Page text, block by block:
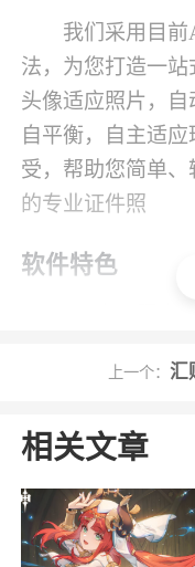
我们采用目
法，为您打造一
头像适应照片，
自平衡，自主适
受，帮助您简单
的专业证件照
软件特色
软件，软件规格尺
再到各国签证照
支持600多种证件
上一个： 汇
相关文章